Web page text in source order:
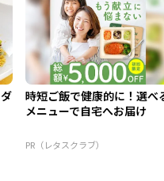
時短ご飯で健康的に！選べ
メニューで自宅へお届け
PR（レタスクラブ）